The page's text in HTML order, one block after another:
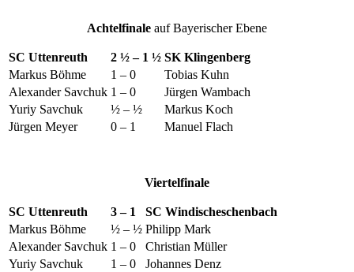
Achtelfinale auf Bayerischer Ebene
SC Uttenreuth 2 ½ – 1 ½ SK Klingenberg
Markus Böhme
1 – 0
Tobias Kuhn
Alexander Savchuk 1 – 0
Jürgen Wambach
Yuriy Savchuk
½ – ½
Markus Koch
Jürgen Meyer
0 – 1 Manuel Flach
Viertelfinale
SC Uttenreuth 3 – 1
SC Windischeschenbach
Markus Böhme
½ – ½ Philipp Mark
Alexander Savchuk 1 – 0
Christian Müller
Yuriy Savchuk
1 – 0
Johannes Denz